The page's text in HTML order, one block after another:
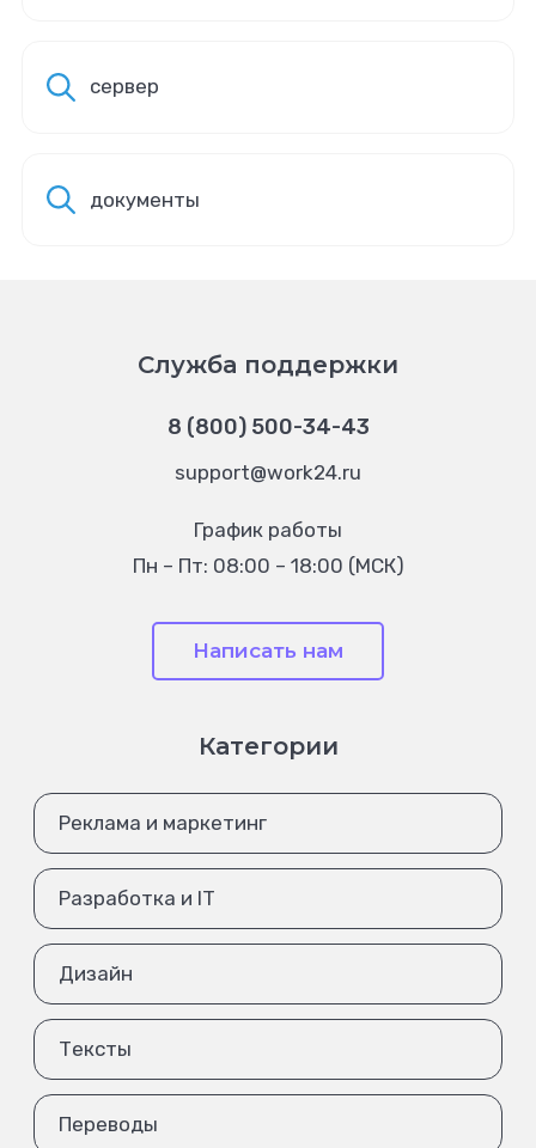
сервер
документы
Служба поддержки
8 (800) 500-34-43
support@work24.ru
График работы
Пн – Пт: 08:00 – 18:00 (МСК)
Написать нам
Категории
Реклама и маркетинг
Разработка и IT
Дизайн
Тексты
Переводы